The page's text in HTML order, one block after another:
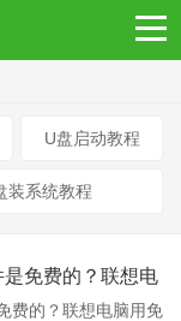
U盘启动教程
装系统教程
免费的？联想电
费的？联想电脑用免